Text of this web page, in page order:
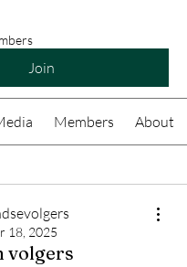
Join
Members About
18, 2025
volgers